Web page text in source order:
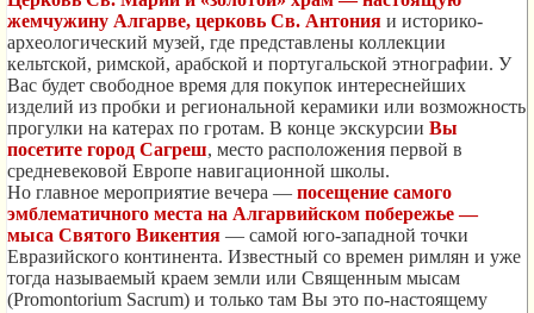
жемчужину Алгарве, церковь Св. Антония и историко-
археологический музей, где представлены коллекции
кельтской, римской, арабской и португальской этнографии. У
Вас будет свободное время для покупок интереснейших
изделий из пробки и региональной керамики или возможность
прогулки на катерах по гротам. В конце экскурсии Вы
посетите город Сагреш, место расположения первой в
средневековой Европе навигационной школы.
Но главное мероприятие вечера — посещение самого
эмблематичного места на Алгарвийском побережье —
мыса Святого Викентия — самой юго-западной точки
Евразийского континента. Известный со времен римлян и уже
тогда называемый краем земли или Священным мысам
(Promontorium Sacrum) и только там Вы это по-настоящему